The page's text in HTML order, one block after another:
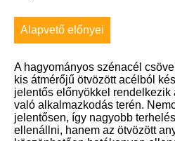
Alapvető előnyei
A hagyományos szénacél
kis átmérőjű ötvözött acélból
jelentős előnyökkel rendelkezik
való alkalmazkodás terén.
jelentősen, így nagyobb
ellenállni, hanem az ötvözött